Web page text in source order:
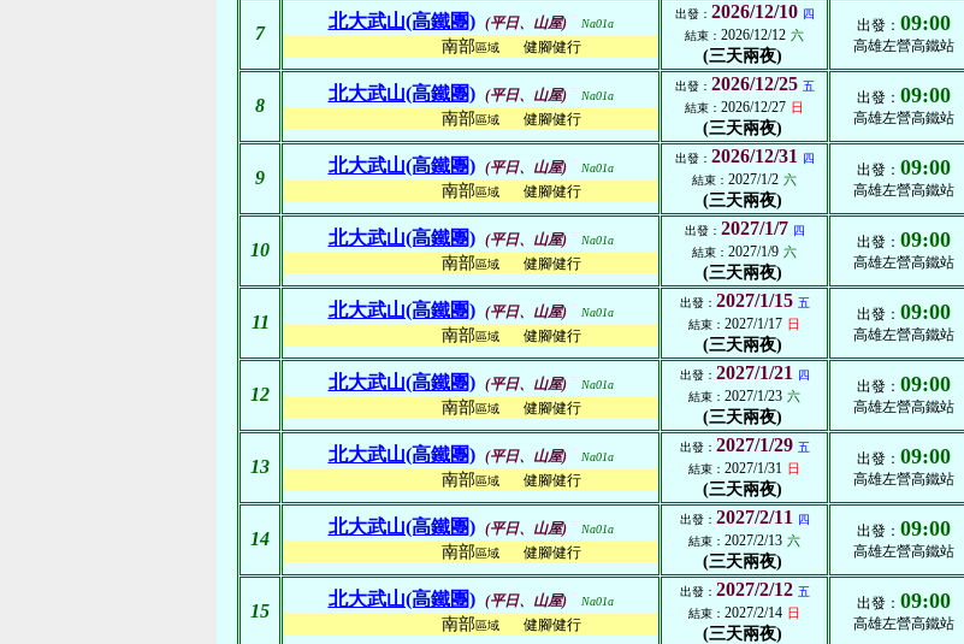
7
北大武山(高鐵團) (平日、山屋) Na01a
南部區域 健腳健行
出發： 2026/12/10 四
結束： 2026/12/12 六
(三天兩夜)
出發： 09:00
高雄左營高鐵站
8
北大武山(高鐵團) (平日、山屋) Na01a
南部區域 健腳健行
出發： 2026/12/25 五
結束： 2026/12/27 日
(三天兩夜)
出發： 09:00
高雄左營高鐵站
9
北大武山(高鐵團) (平日、山屋) Na01a
南部區域 健腳健行
出發： 2026/12/31
四
結束： 2027/1/2 六
(三天兩夜)
出發： 09:00
高雄左營高鐵站
10
北大武山(高鐵團) (平日、山屋) Na01a
南部區域 健腳健行
出發： 2027/1/7 四
結束： 2027/1/9 六
(三天兩夜)
出發： 09:00
高雄左營高鐵站
11
北大武山(高鐵團) (平日、山屋) Na01a
南部區域 健腳健行
出發： 2027/1/15 五
結束： 2027/1/17 日
(三天兩夜)
出發： 09:00
高雄左營高鐵站
12
北大武山(高鐵團) (平日、山屋) Na01a
南部區域 健腳健行
出發： 2027/1/21
四
結束： 2027/1/23 六
(三天兩夜)
出發： 09:00
高雄左營高鐵站
13
北大武山(高鐵團) (平日、山屋) Na01a
南部區域 健腳健行
出發： 2027/1/29 五
結束： 2027/1/31 日
(三天兩夜)
出發： 09:00
高雄左營高鐵站
14
北大武山(高鐵團) (平日、山屋) Na01a
南部區域 健腳健行
出發： 2027/2/11
四
結束： 2027/2/13 六
(三天兩夜)
出發： 09:00
高雄左營高鐵站
15
北大武山(高鐵團) (平日、山屋) Na01a
南部區域 健腳健行
出發： 2027/2/12 五
結束： 2027/2/14 日
(三天兩夜)
出發： 09:00
高雄左營高鐵站